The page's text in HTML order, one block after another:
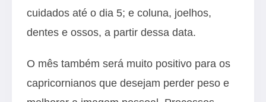
cuidados até o dia 5; e coluna, joelhos,
dentes e ossos, a partir dessa data.
O mês também será muito positivo para os
capricornianos que desejam perder peso e